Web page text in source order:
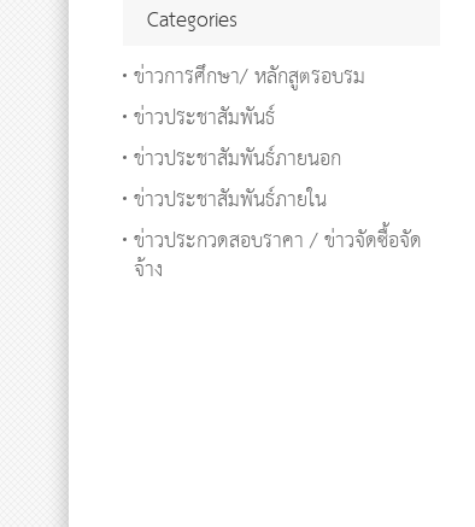
Categories
ข่าวการศึกษา/ หลักสูตรอบรม
ข่าวประชาสัมพันธ์
ข่าวประชาสัมพันธ์ภายนอก
ข่าวประชาสัมพันธ์ภายใน
ข่าวประกวดสอบราคา / ข่าวจัดซื้อจัด
จ้าง